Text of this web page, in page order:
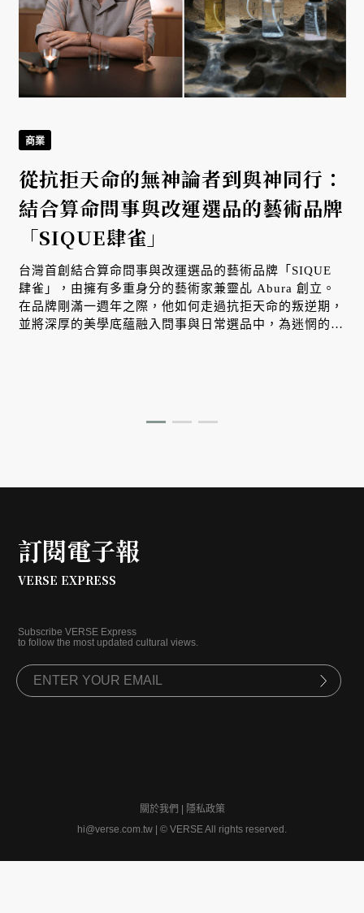
商業
從抗拒天命的無神論者到與神同行：
結合算命問事與改運選品的藝術品牌
「SIQUE肆雀」
台灣首創結合算命問事與改運選品的藝術品牌「SIQUE
肆雀」，由擁有多重身分的藝術家兼靈乩 Abura 創立。
在品牌剛滿一週年之際，他如何走過抗拒天命的叛逆期，
並將深厚的美學底蘊融入問事與日常選品中，為迷惘的人
訂閱電子報
VERSE EXPRESS
Subscribe VERSE Express
to follow the most updated cultural views.
關於我們 | 隱私政策
hi@verse.com.tw | © VERSE All rights reserved.